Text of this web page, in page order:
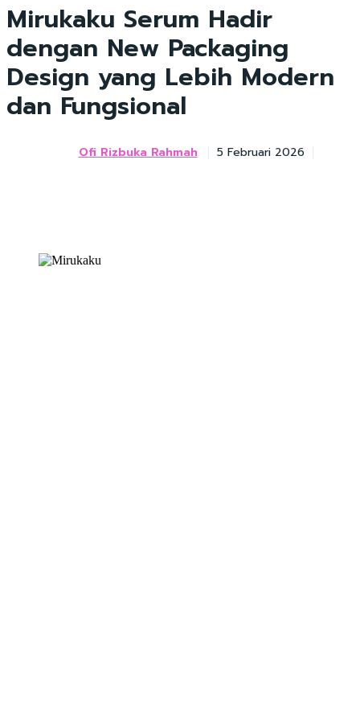
Mirukaku Serum Hadir
dengan New Packaging
Design yang Lebih Modern
dan Fungsional
Ofi Rizbuka Rahmah 5 Februari 2026